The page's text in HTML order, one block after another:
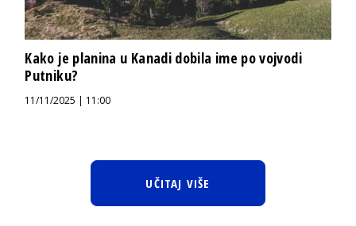
Kako je planina u Kanadi dobila ime po vojvodi
Putniku?
11/11/2025 | 11:00
UČITAJ VIŠE